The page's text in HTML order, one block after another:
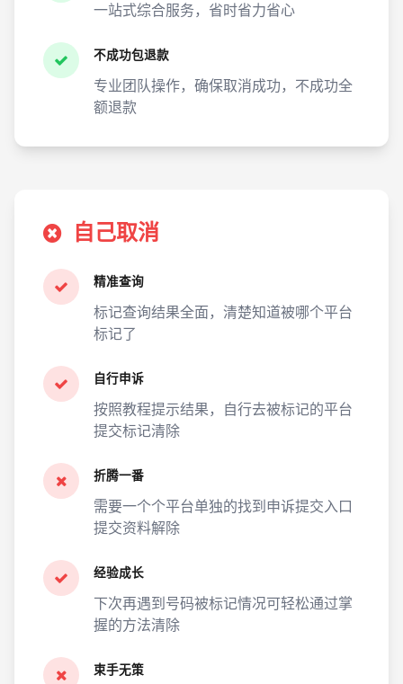
一站式综合服务，省时省力省心
不成功包退款
专业团队操作，确保取消成功，不成功全
额退款
自己取消
精准查询
标记查询结果全面，清楚知道被哪个平台
标记了
自行申诉
按照教程提示结果，自行去被标记的平台
提交标记清除
折腾一番
需要一个个平台单独的找到申诉提交入口
提交资料解除
经验成长
下次再遇到号码被标记情况可轻松通过掌
握的方法清除
束手无策